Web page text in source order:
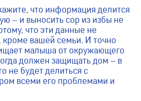
что информация делится
– и выносить сор из избы не
что эти данные не
кроме вашей семьи. И точно
малыша от окружающего
должен защищать дом – в
не будет делиться с
всеми его проблемами и